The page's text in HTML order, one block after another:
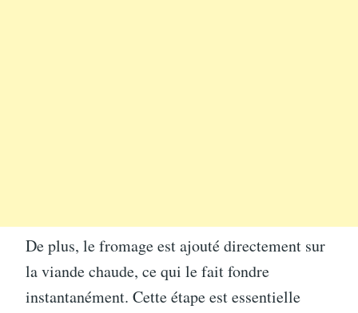
De plus, le fromage est ajouté directement sur
la viande chaude, ce qui le fait fondre
instantanément. Cette étape est essentielle